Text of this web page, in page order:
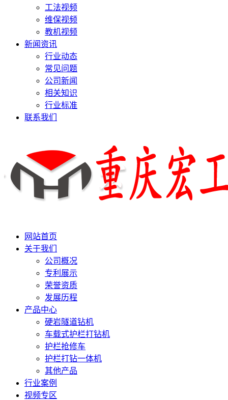
工法视频
维保视频
教机视频
新闻资讯
行业动态
常见问题
公司新闻
相关知识
行业标准
联系我们
网站首页
关于我们
公司概况
专利展示
荣誉资质
发展历程
产品中心
硬岩隧道钻机
车载式护栏打钻机
护栏抢修车
护栏打钻一体机
其他产品
行业案例
视频专区